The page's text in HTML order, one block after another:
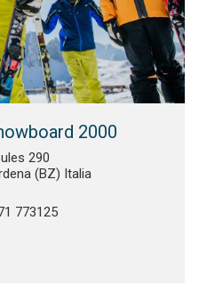
2000
290
(BZ) Italia
773125